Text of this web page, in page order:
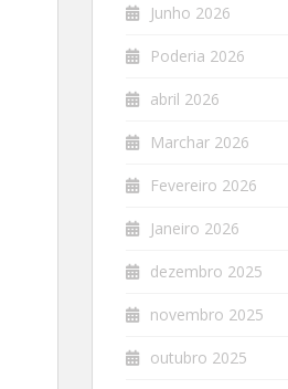
Junho 2026
Poderia 2026
abril 2026
Marchar 2026
Fevereiro 2026
Janeiro 2026
dezembro 2025
novembro 2025
outubro 2025